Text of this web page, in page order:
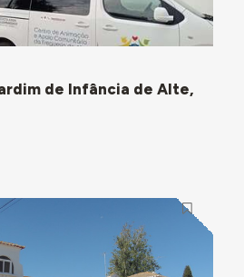
de Infância de Alte,